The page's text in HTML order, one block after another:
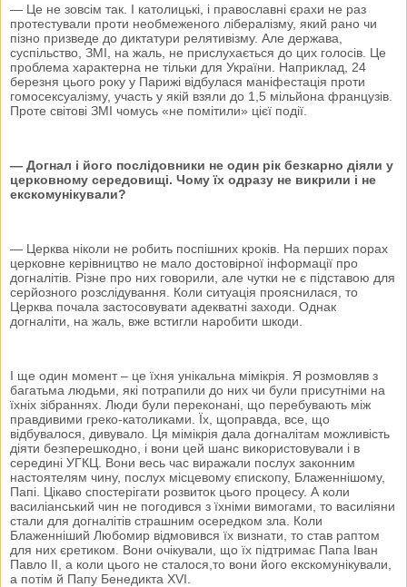
— Це не зовсім так. І католицькі, і православні єрахи не раз
протестували проти необмеженого лібералізму, який рано чи
пізно призведе до диктатури релятивізму. Але держава,
суспільство, ЗМІ, на жаль, не прислухається до цих голосів. Це
проблема характерна не тільки для України. Наприклад, 24
березня цього року у Парижі відбулася маніфестація проти
гомосексуалізму, участь у якій взяли до 1,5 мільйона французів.
Проте світові ЗМІ чомусь «не помітили» цієї події.
— Догнал і його послідовники не один рік безкарно діяли у
церковному середовищі. Чому їх одразу не викрили і не
екскомунікували?
— Церква ніколи не робить поспішних кроків. На перших порах
церковне керівництво не мало достовірної інформації про
догналітів. Різне про них говорили, але чутки не є підставою для
серйозного розслідування. Коли ситуація прояснилася, то
Церква почала застосовувати адекватні заходи. Однак
догналіти, на жаль, вже встигли наробити шкоди.
І ще один момент – це їхня унікальна мімікрія. Я розмовляв з
багатьма людьми, які потрапили до них чи були присутніми на
їхніх зібраннях. Люди були переконані, що перебувають між
правдивими греко-католиками. Їх, щоправда, все, що
відбувалося, дивувало. Ця мімікрія дала догналітам можливість
діяти безперешкодно, і вони цей шанс використовували і в
середині УГКЦ. Вони весь час виражали послух законним
настоятелям чину, послух місцевому єпископу, Блаженнішому,
Папі. Цікаво спостерігати розвиток цього процесу. А коли
василіанський чин не погодився з їхніми вимогами, то василіяни
стали для догналітів страшним осередком зла. Коли
Блаженніший Любомир відмовився їх визнати, то став раптом
для них єретиком. Вони очікували, що їх підтримає Папа Іван
Павло ІІ, а коли цього не сталося,то вони його екскомунікували,
а потім й Папу Бенедикта ХVІ.